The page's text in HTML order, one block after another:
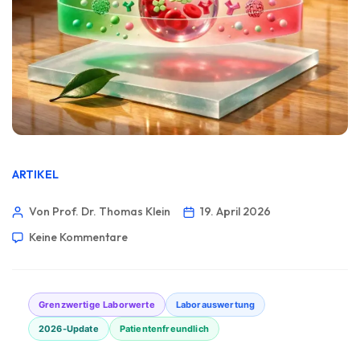
ARTIKEL
Von Prof. Dr. Thomas Klein
19. April 2026
Keine Kommentare
Grenzwertige Laborwerte Laborauswertung
2026-Update Patientenfreundlich